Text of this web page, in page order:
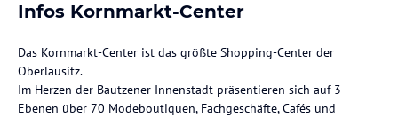
Infos Kornmarkt-Center
Das Kornmarkt-Center ist das größte Shopping-Center der
Oberlausitz.
Im Herzen der Bautzener Innenstadt präsentieren sich auf 3
Ebenen über 70 Modeboutiquen, Fachgeschäfte, Cafés und